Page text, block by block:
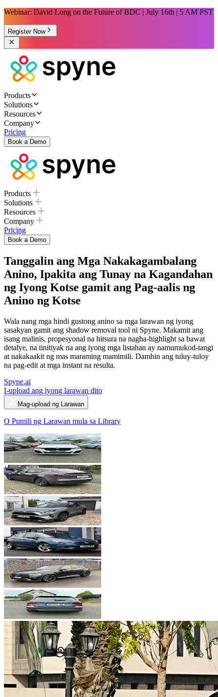
Webinar: David Long on the Future of BDC | July 16th | 5 AM PST
Register Now
Products
Solutions
Resources
Company
Pricing
Book a Demo
Products
Solutions
Resources
Company
Pricing
Book a Demo
Tanggalin ang Mga Nakakagambalang
Anino, Ipakita ang Tunay na Kagandahan
ng Iyong Kotse gamit ang Pag-aalis ng
Anino ng Kotse
Wala nang mga hindi gustong anino sa mga larawan ng iyong
sasakyan gamit ang shadow removal tool ni Spyne. Makamit ang
isang malinis, propesyonal na hitsura na nagha-highlight sa bawat
detalye, na tinitiyak na ang iyong mga listahan ay namumukod-tangi
at nakakaakit ng mas maraming mamimili. Damhin ang tuluy-tuloy
na pag-edit at mga instant na resulta.
Spyne.ai
I-upload ang iyong larawan dito
Mag-upload ng Larawan
O Pumili ng Larawan mula sa Library